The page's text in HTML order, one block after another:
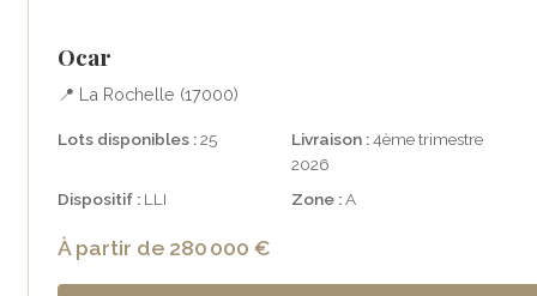
Ocar
📍 La Rochelle (17000)
Lots disponibles :25 Livraison :4ème trimestre
2026
Dispositif : LLI Zone :A
À partir de 280 000 €